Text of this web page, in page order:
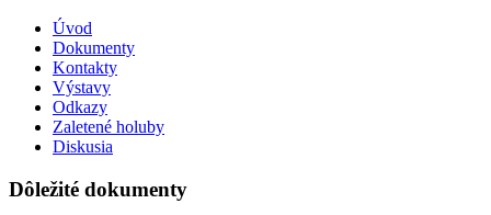
Úvod
Dokumenty
Kontakty
Výstavy
Odkazy
Zaletené holuby
Diskusia
Dôležité dokumenty